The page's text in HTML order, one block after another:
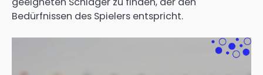
Bedürfnissen des Spielers entspricht.